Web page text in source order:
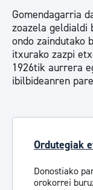
Gomendagarria
zoazela geldialdi
ondo zaindutako
itxurako zazpi
1926tik aurrera
ibilbideanren
Ordutegiak
Donostiako
orokorrei